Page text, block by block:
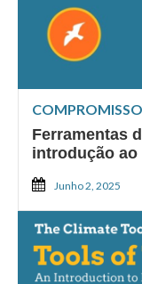
COMPROMISSO
Ferramentas
introdução ao
Junho 2, 2025